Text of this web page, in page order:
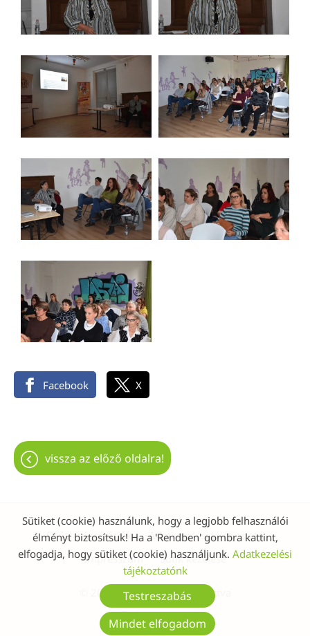
Facebook X
vissza az előző oldalra!
© 2026 - Minden jog fenntartva
Oldal információk
Adatkezelési tájékoztató
Impresszum
Sütik kezelése
Mindet elfogadom
Testreszabás
Sütiket (cookie) használunk, hogy a legjobb felhasználói
élményt biztosítsuk! Ha a 'Rendben' gombra kattint,
elfogadja, hogy sütiket (cookie) használjunk. Adatkezelési
tájékoztatónk